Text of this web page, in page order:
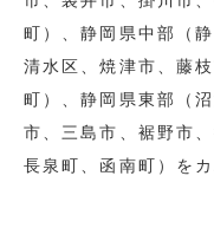
町）、静岡県中部（
清水区、焼津市、藤
町）、静岡県東部（
市、三島市、裾野市
⻑泉町、函南町）を